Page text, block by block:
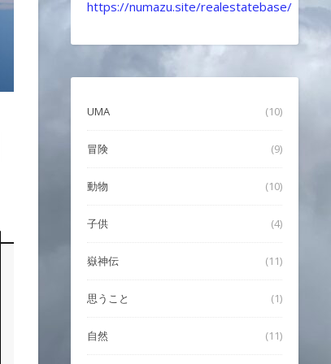
https://numazu.site/realestatebase/
UMA (10)
冒険 (9)
動物 (10)
子供 (4)
嶽神伝 (11)
思うこと (1)
自然 (11)